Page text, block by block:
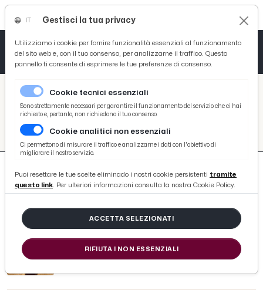
/ Picenotime
/ Salute
SALUTE
3635 ARTICOLI
Menopausa: perché parlare di
Gestisci la tua privacy
Utilizziamo i cookie per fornire funzionalità essenziali al funzionamento
del sito web e, con il tuo consenso, per analizzarne il traffico. Questo
pannello ti consente di esprimere le tue preferenze di consenso.
Cookie tecnici essenziali
Sono strettamente necessari per garantire il funzionamento del servizio che ci hai
richiesto e, pertanto, non richiedono il tuo consenso.
Cookie analitici non essenziali
Ci permettono di misurare il traffico e analizzarne i dati con l'obiettivo di
migliorare il nostro servizio.
Puoi resettare le tue scelte eliminado i nostri cookie persistenti tramite
questo link. Per ulteriori informazioni consulta la nostra Cookie Policy.
ACCETTA SELEZIONATI
RIFIUTA I NON ESSENZIALI
Tutto News
Tutto Sport
Basket
Ciclismo
Tutto Curiosità